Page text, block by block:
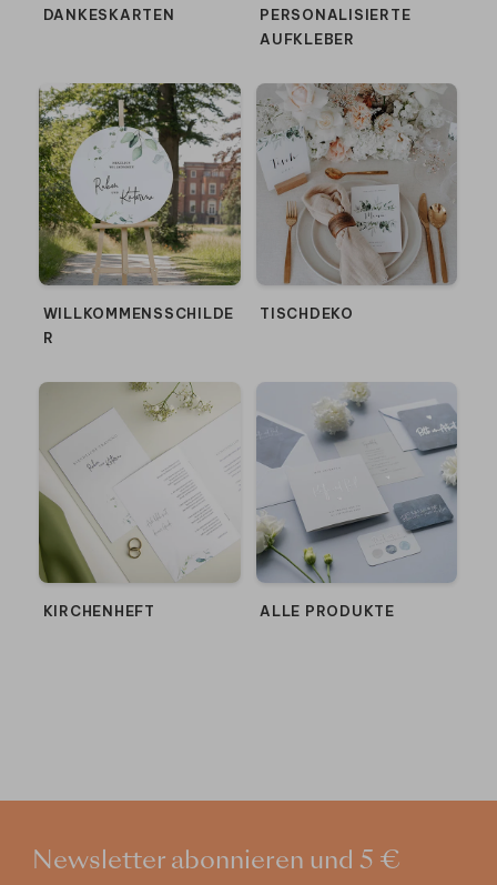
DANKESKARTEN
PERSONALISIERTE
AUFKLEBER
WILLKOMMENSSCHILDE
R
TISCHDEKO
KIRCHENHEFT ALLE PRODUKTE
Newsletter abonnieren und 5 €